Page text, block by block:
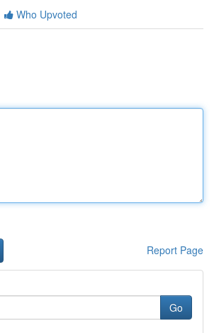
Who Upvoted
Report Page
Go